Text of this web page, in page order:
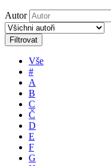
Autor
Filtrovat
Vše
#
A
B
C
Č
D
E
F
G